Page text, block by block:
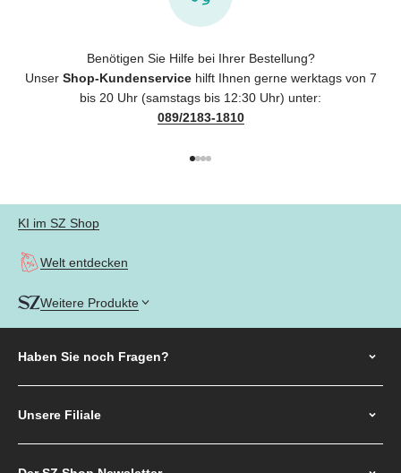
Benötigen Sie Hilfe bei Ihrer Bestellung?
Unser Shop-Kundenservicehilft Ihnen gerne werktags von 7
bis 20 Uhr (samstags bis 12:30 Uhr) unter:
089/2183-1810
KI im SZ Shop
Welt entdecken
Weitere Produkte
Haben Sie noch Fragen?
Unsere Filiale